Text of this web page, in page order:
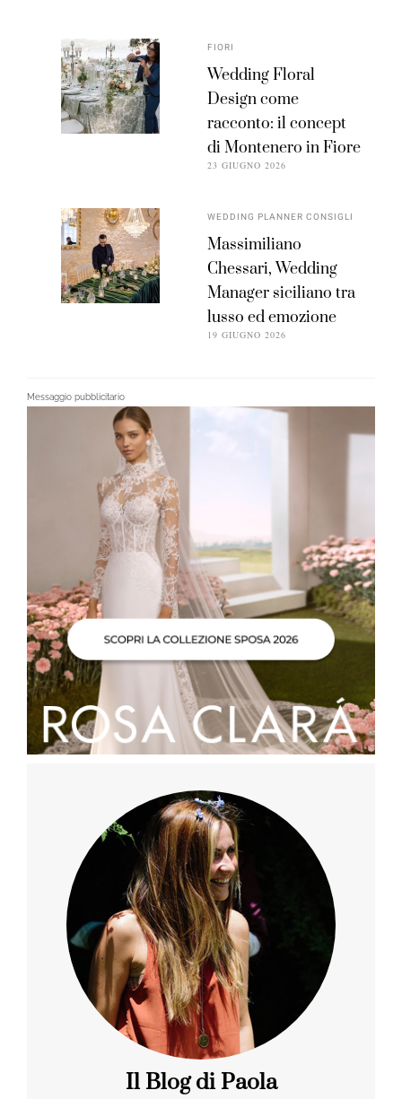
FIORI
Wedding Floral
Design come
racconto: il concept
di Montenero in Fiore
23 GIUGNO 2026
WEDDING PLANNER CONSIGLI
Massimiliano
Chessari, Wedding
Manager siciliano tra
lusso ed emozione
19 GIUGNO 2026
Messaggio pubblicitario
Il Blog di Paola